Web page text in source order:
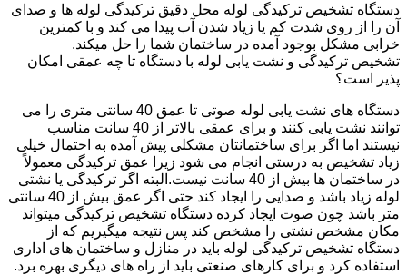
دستگاه تشخیص ترکیدگی لوله محل دقیق ترکیدگی لوله ها و صدای
آن را از روی شدت کم یا زیاد شدن آب پیدا می کند و با کمترین
خرابی مشکل بوجود آمده در ساختمان شما را حل میکند.
تشخیص ترکیدگی و نشت یابی لوله با دستگاه تا چه عمقی امکان
پذیر است؟
دستگاه های نشت یابی لوله صوتی تا عمق 40 سانتی متری را می
توانند نشت یابی کنند و برای عمقی بالاتر از 40 سانت مناسب
نیستند اما اگر برای ساختمانتان مشکلی پیش آمده به احتمال خیلی
زیاد تشخیص به درستی انجام می شود زیرا عمق ترکیدگی معمولاً
در ساختمان ها بیش از 40 سانت نیست.البته اگر ترکیدگی یا نشتی
لوله زیاد باشد و صدایی را ایجاد کند حتی اگر عمق بیش از 40 سانتی
متر باشد چون صوت ایجاد کرده دستگاه تشخیص ترکیدگی میتواند
مکان مشخص نشتی را مشخص کند پس نتیجه میگیریم که از
دستگاه تشخیص ترکیدگی لوله باید در منازل و ساختمان های اداری
استفاده کرد و برای کارهای صنعتی باید از راه های دیگری بهره برد.